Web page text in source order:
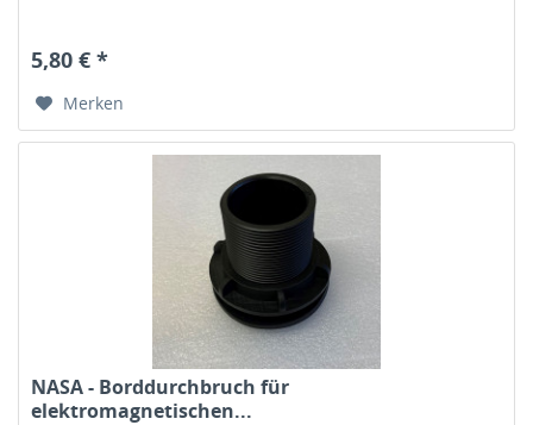
5,80 € *
Merken
NASA - Borddurchbruch für
elektromagnetischen...